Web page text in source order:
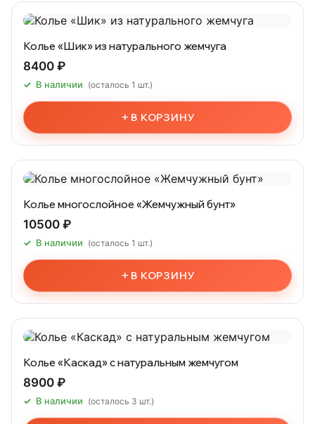
Колье «Шик» из натурального жемчуга
8400 ₽
В наличии (осталось 1 шт.)
+ В КОРЗИНУ
Колье многослойное «Жемчужный бунт»
10500 ₽
В наличии (осталось 1 шт.)
+ В КОРЗИНУ
Колье «Каскад» с натуральным жемчугом
8900 ₽
В наличии (осталось 3 шт.)